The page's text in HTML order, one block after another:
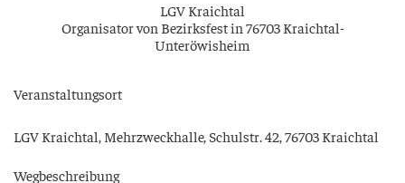
LGV Kraich­tal
Orga­ni­sa­tor von Bezirks­fest in 76703 Kraichtal-
Unteröwisheim
Ver­an­stal­tungs­ort
LGV Kraich­tal, Mehr­zweck­hal­le, Schul­str. 42, 76703 Kraichtal
Weg­be­schrei­bung